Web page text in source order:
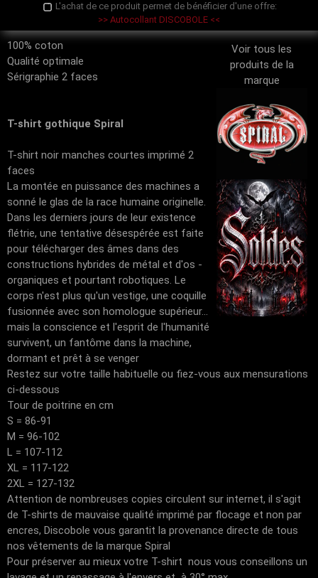
L'achat de ce produit permet de bénéficier d'une offre:
>> Autocollant DISCOBOLE <<
Voir tous les
produits de la
marque
100% coton
Qualité optimale
Sérigraphie 2 faces
T-shirt gothique Spiral
T-shirt noir manches courtes imprimé 2
faces
La montée en puissance des machines a
sonné le glas de la race humaine originelle.
Dans les derniers jours de leur existence
flétrie, une tentative désespérée est faite
pour télécharger des âmes dans des
constructions hybrides de métal et d'os -
organiques et pourtant robotiques. Le
corps n'est plus qu'un vestige, une coquille
fusionnée avec son homologue supérieur...
mais la conscience et l'esprit de l'humanité
survivent, un fantôme dans la machine,
dormant et prêt à se venger
Restez sur votre taille habituelle ou fiez-vous aux mensurations
ci-dessous
Tour de poitrine en cm
S = 86-91
M = 96-102
L = 107-112
XL = 117-122
2XL = 127-132
Attention de nombreuses copies circulent sur internet, il s'agit
de T-shirts de mauvaise qualité imprimé par flocage et non par
encres, Discobole vous garantit la provenance directe de tous
nos vêtements de la marque Spiral
Pour préserver au mieux votre T-shirt nous vous conseillons un